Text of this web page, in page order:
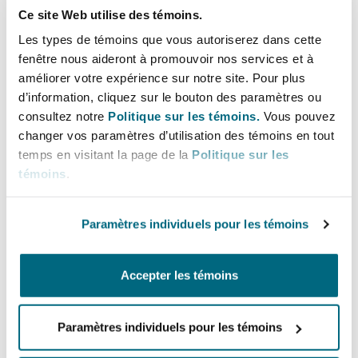
Ce site Web utilise des témoins.
Les types de témoins que vous autoriserez dans cette
fenêtre nous aideront à promouvoir nos services et à
améliorer votre expérience sur notre site. Pour plus
d’information, cliquez sur le bouton des paramètres ou
consultez notre Politique sur les témoins. Vous pouvez
changer vos paramètres d’utilisation des témoins en tout
temps en visitant la page de la Politique sur les
témoins.
Paramètres individuels pour les témoins
Accepter les témoins
Paramètres individuels pour les témoins
Entretien, réparation et
Droit aérien commercial
Droit réglementaire
Satellites et espace
Couverture d’assurance
Droit maritime
Risques politiques et crédit
produits
Assurance biens
Jersey
The St Botolph Building
Bulletins
matters, liability work and major
aviation accidents in many
jurisdictions throughout Asia, Europe
and the Americas.
Lignes directes
+65 6240 6155
terence.liew@clydeco.com
+65 6544 6500
+65 6544 6501